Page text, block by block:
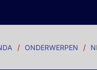
ONDERWERPEN